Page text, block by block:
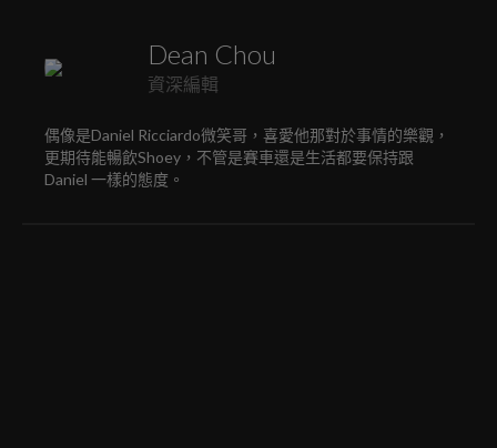
Dean Chou
資深編輯
偶像是Daniel Ricciardo微笑哥，喜愛他那對於事情的樂觀，
更期待能暢飲Shoey，不管是賽車還是生活都要保持跟
Daniel 一樣的態度。